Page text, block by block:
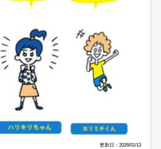
更新日：2026/01/13